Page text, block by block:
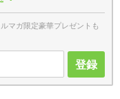
マガ限定豪華プレゼントも
登録